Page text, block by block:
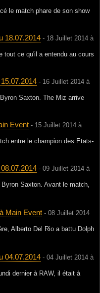
le match phare de son show
18.07.2014 - 18 Juillet 2014 à
tout ce qu'il a entendu au cours
- 16 Juillet 2014 à
Saxton. The Miz arrive
Event - 15 Juillet 2014 à
entre le champion des Etats-
- 09 Juillet 2014 à
Saxton. Avant le match,
Main Event - 08 Juillet 2014
Alberto Del Rio a battu Dolph
04.07.2014 - 04 Juillet 2014 à
dernier à RAW, il était à